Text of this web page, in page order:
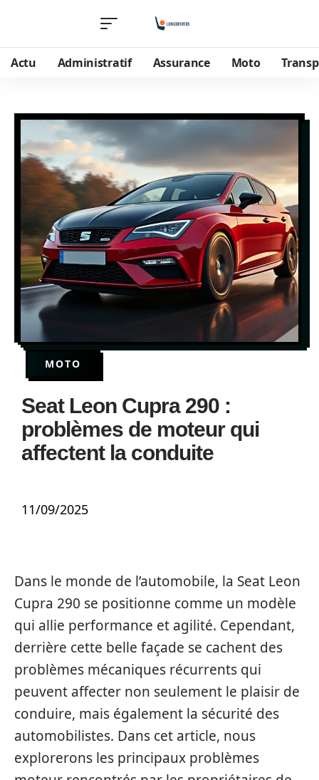
Actu Administratif Assurance Moto
MOTO
Seat Leon Cupra 290 :
problèmes de moteur qui
affectent la conduite
11/09/2025
Dans le monde de l’automobile, la Seat Leon
Cupra 290 se positionne comme un modèle
qui allie performance et agilité. Cependant,
derrière cette belle façade se cachent des
problèmes mécaniques récurrents qui
peuvent affecter non seulement le plaisir de
conduire, mais également la sécurité des
automobilistes. Dans cet article, nous
explorerons les principaux problèmes